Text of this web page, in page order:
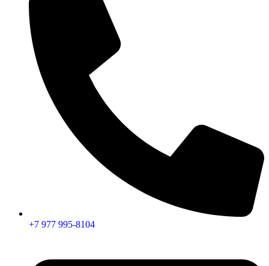
+7 977 995-8104